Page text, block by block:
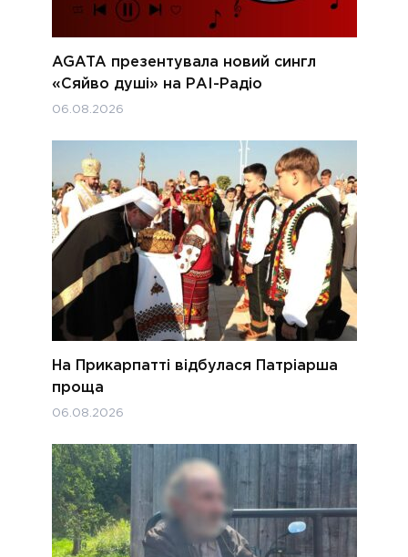
AGATA презентувала новий сингл
«Сяйво душі» на РАІ-Радіо
06.08.2026
На Прикарпатті відбулася Патріарша
проща
06.08.2026